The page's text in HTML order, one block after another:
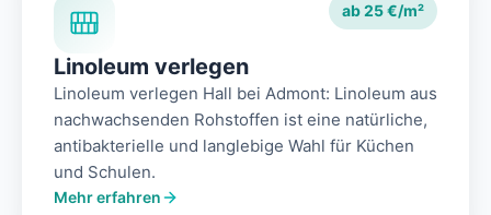
ab 25 €/m²
Linoleum verlegen
Linoleum verlegen Hall bei Admont: Linoleum aus
nachwachsenden Rohstoffen ist eine natürliche,
antibakterielle und langlebige Wahl für Küchen
und Schulen.
Mehr erfahren